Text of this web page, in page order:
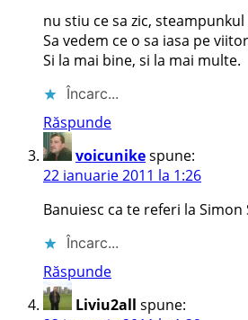
nu stiu ce sa zic,
Sa vedem ce o sa iasa pe
Si la mai bine, si la mai multe.
Încarc...
Răspunde
voicunikespune:
22 ianuarie 2011 la 1:26
Banuiesc ca te referi la Simon
Încarc...
Răspunde
Liviu2all spune: